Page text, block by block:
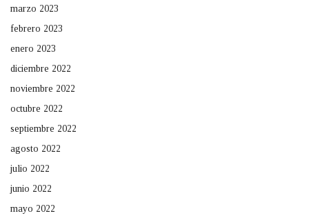
marzo 2023
febrero 2023
enero 2023
diciembre 2022
noviembre 2022
octubre 2022
septiembre 2022
agosto 2022
julio 2022
junio 2022
mayo 2022